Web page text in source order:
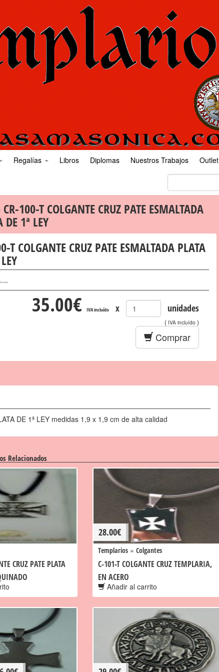
Regalías Libros Diplomas Nuestros Trabajos Outlet
100-T COLGANTE CRUZ PATE ESMALTADA
DE 1ª LEY
T COLGANTE CRUZ PATE ESMALTADA PLATA
incluído
35.00€ IVA incluído x unidades
( IVA incluído)
Comprar
DE 1ª LEY medidas 1,9 x 1,9 cm de alta calidad
Relacionados
CRUZ PATE PLATA
28.00€
Templarios » Colgantes
C-101-T COLGANTE CRUZ TEMPLARIA,
EN ACERO
Añadir al carrito